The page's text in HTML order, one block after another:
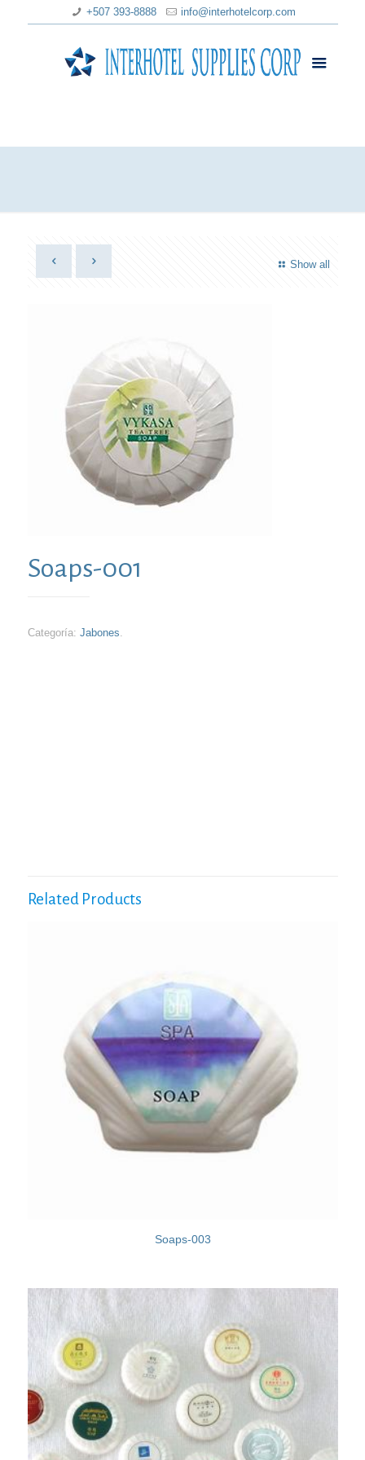
+507 393-8888 info@interhotelcorp.com
Show all
Soaps-001
Categoría: Jabones.
Related Products
Soaps-003